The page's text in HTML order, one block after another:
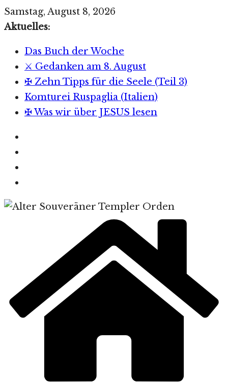
Zum
Inhalt
Samstag, August 8, 2026
Aktuelles:
Das Buch der Woche
⚔️ Gedanken am 8. August
✠ Zehn Tipps für die Seele (Teil 3)
Komturei Ruspaglia (Italien)
✠ Was wir über JESUS lesen